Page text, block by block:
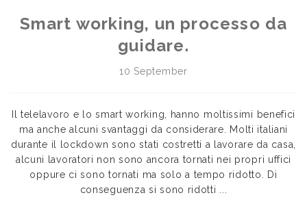
Smart working, un processo da
guidare.
10 September
Il telelavoro e lo smart working, hanno moltissimi benefici
ma anche alcuni svantaggi da considerare. Molti italiani
durante il lockdown sono stati costretti a lavorare da casa,
alcuni lavoratori non sono ancora tornati nei propri uffici
oppure ci sono tornati ma solo a tempo ridotto. Di
conseguenza si sono ridotti ...